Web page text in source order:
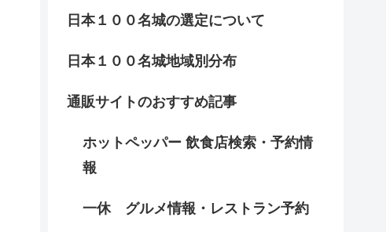
日本１００名城の選定について
日本１００名城地域別分布
通販サイトのおすすめ記事
ホットペッパー 飲食店検索・予約情
報
一休 グルメ情報・レストラン予約